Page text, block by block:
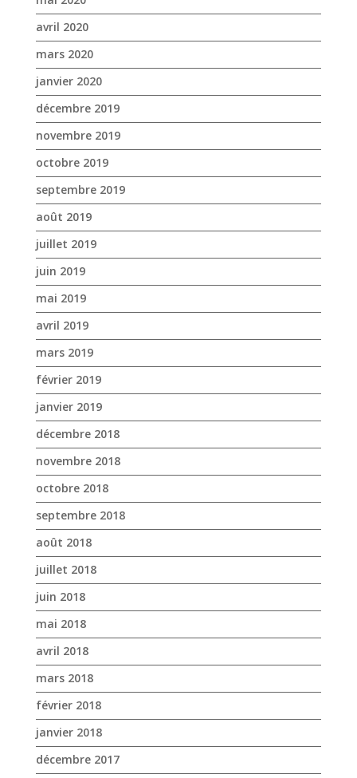
avril 2020
mars 2020
janvier 2020
décembre 2019
novembre 2019
octobre 2019
septembre 2019
août 2019
juillet 2019
juin 2019
mai 2019
avril 2019
mars 2019
février 2019
janvier 2019
décembre 2018
novembre 2018
octobre 2018
septembre 2018
août 2018
juillet 2018
juin 2018
mai 2018
avril 2018
mars 2018
février 2018
janvier 2018
décembre 2017